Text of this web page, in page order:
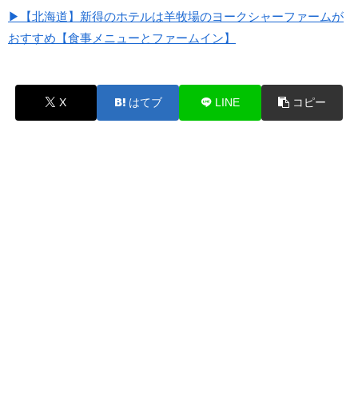
▶【北海道】新得のホテルは羊牧場のヨークシャーファームが
おすすめ【食事メニューとファームイン】
X はてブ LINE コピー